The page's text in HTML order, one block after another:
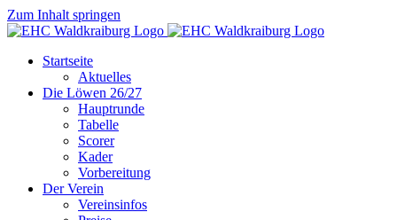
Zum Inhalt springen
Startseite
Aktuelles
Die Löwen 26/27
Hauptrunde
Tabelle
Scorer
Kader
Vorbereitung
Der Verein
Vereinsinfos